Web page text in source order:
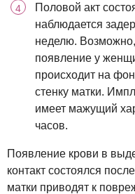
Половой акт
наблюдается
неделю.
появление у
происходит на
стенку матки.
имеет мажущий
часов.
Появление крови в
контакт состоялся
матки приводят к